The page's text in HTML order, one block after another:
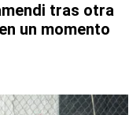
tras otra
un momento